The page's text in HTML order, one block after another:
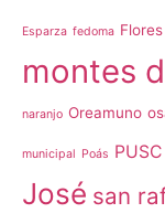
Esparza fedoma Flores
montes
naranjo Oreamuno
municipal Poás PUSC
José san